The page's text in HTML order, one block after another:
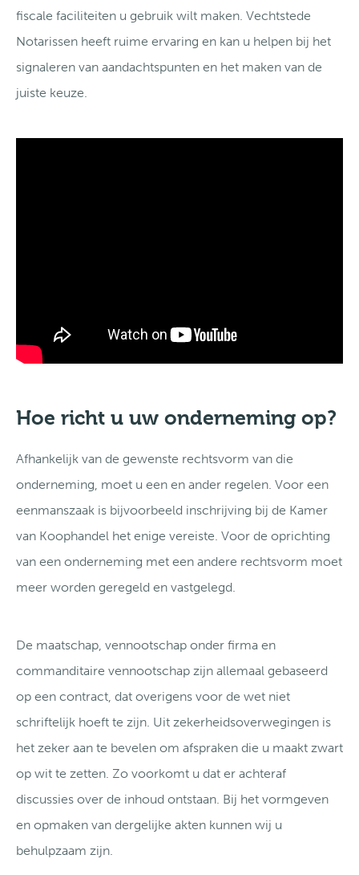
fiscale faciliteiten u gebruik wilt maken. Vechtstede
Notarissen heeft ruime ervaring en kan u helpen bij het
signaleren van aandachtspunten en het maken van de
juiste keuze.
Hoe richt u uw onderneming op?
Afhankelijk van de gewenste rechtsvorm van die
onderneming, moet u een en ander regelen. Voor een
eenmanszaak is bijvoorbeeld inschrijving bij de Kamer
van Koophandel het enige vereiste. Voor de oprichting
van een onderneming met een andere rechtsvorm moet
meer worden geregeld en vastgelegd.
De maatschap, vennootschap onder firma en
commanditaire vennootschap zijn allemaal gebaseerd
op een contract, dat overigens voor de wet niet
schriftelijk hoeft te zijn. Uit zekerheidsoverwegingen is
het zeker aan te bevelen om afspraken die u maakt zwart
op wit te zetten. Zo voorkomt u dat er achteraf
discussies over de inhoud ontstaan. Bij het vormgeven
en opmaken van dergelijke akten kunnen wij u
behulpzaam zijn.